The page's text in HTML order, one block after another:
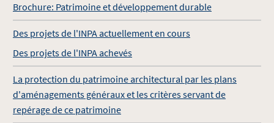
Brochure: Patrimoine et développement durable
Des projets de l'INPA actuellement en cours
Des projets de l'INPA achevés
La protection du patrimoine architectural par les plans
d'aménagements généraux et les critères servant de
repérage de ce patrimoine